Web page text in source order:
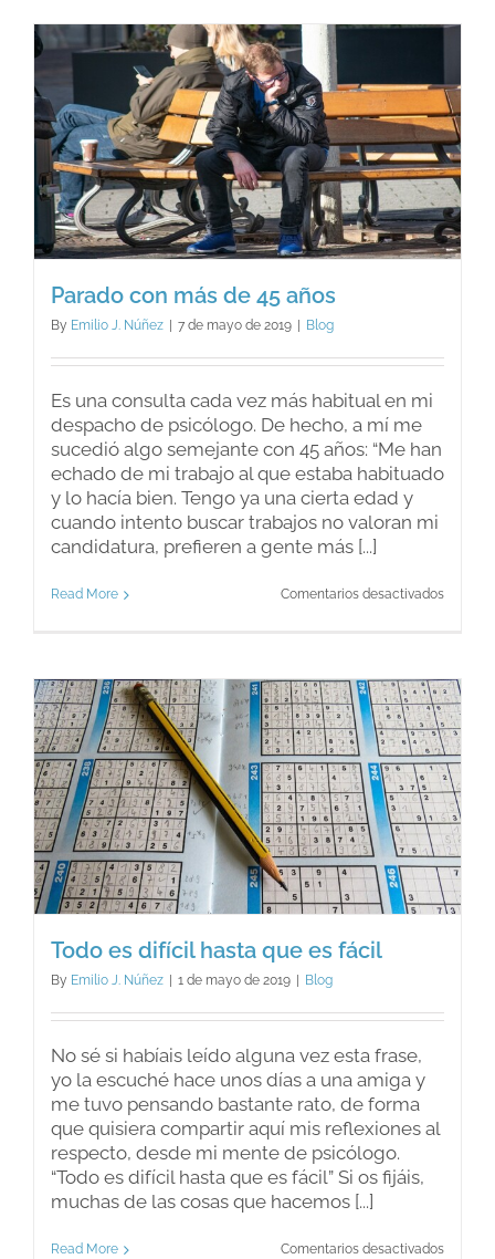
nuestro
hijo
Parado con más de 45 años
By Emilio J. Núñez 7 de mayo de 2019 Blog
Es una consulta cada vez más habitual en mi
despacho de psicólogo. De hecho, a mí me
sucedió algo semejante con 45 años: “Me han
echado de mi trabajo al que estaba habituado
y lo hacía bien. Tengo ya una cierta edad y
cuando intento buscar trabajos no valoran mi
candidatura, prefieren a gente más [...]
Read More Comentarios desactivadosen
45
años
Todo es difícil hasta que es fácil
By Emilio J. Núñez 1 de mayo de 2019 Blog
No sé si habíais leído alguna vez esta frase,
yo la escuché hace unos días a una amiga y
me tuvo pensando bastante rato, de forma
que quisiera compartir aquí mis reflexiones al
respecto, desde mi mente de psicólogo.
“Todo es difícil hasta que es fácil” Si os fijáis,
muchas de las cosas que hacemos [...]
Read More Comentarios desactivadosen